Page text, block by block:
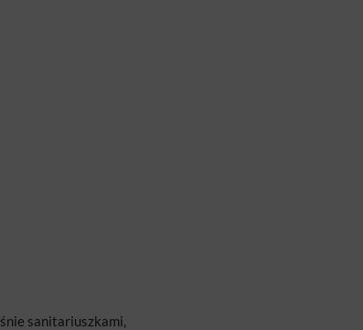
sanitariuszkami,